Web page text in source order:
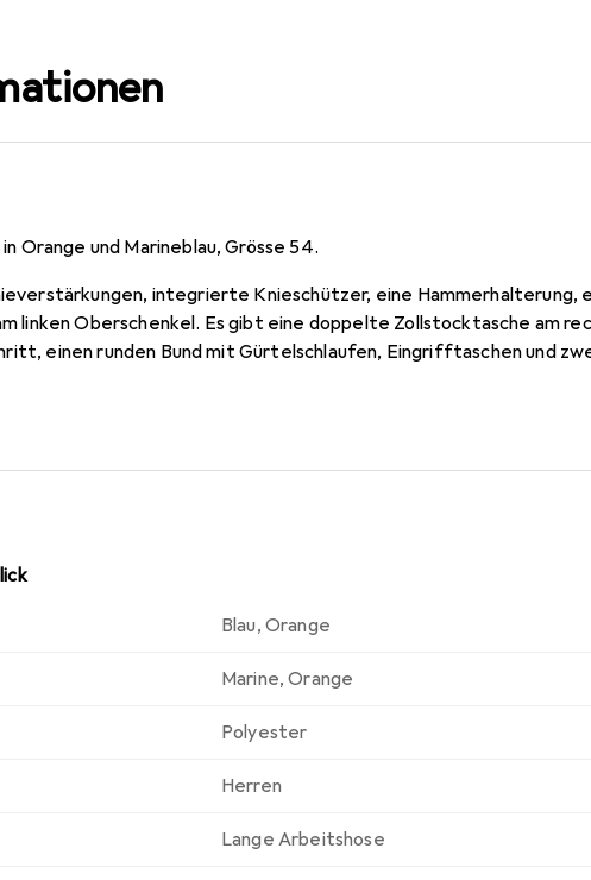
Orange und Marineblau, Grösse 54.
integrierte Knieschützer, eine Hammerhalterung,
linken Oberschenkel. Es gibt eine doppelte Zollstocktasche am
einen runden Bund mit Gürtelschlaufen, Eingrifftaschen und
Blau, Orange
Marine,Orange
Polyester
Herren
Lange Arbeitshose